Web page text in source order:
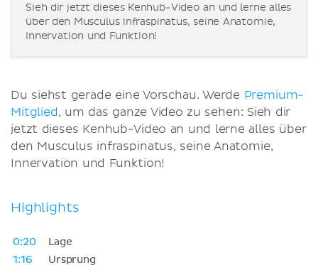
Sieh dir jetzt dieses Kenhub-Video an und lerne alles
über den Musculus infraspinatus, seine Anatomie,
Innervation und Funktion!
Du siehst gerade eine Vorschau. Werde Premium-
Mitglied, um das ganze Video zu sehen: Sieh dir
jetzt dieses Kenhub-Video an und lerne alles über
den Musculus infraspinatus, seine Anatomie,
Innervation und Funktion!
Highlights
0:20
Lage
1:16
Ursprung